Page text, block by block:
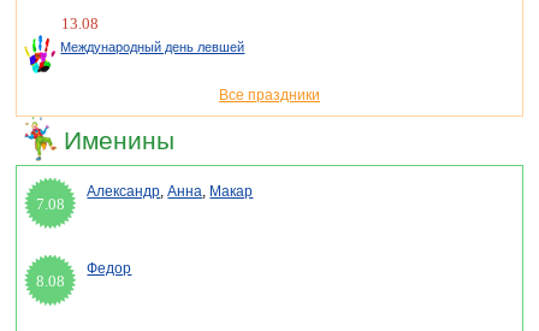
13.08
Международный день левшей
Все праздники
Именины
7.08
Александр,Анна, Макар
8.08
Федор